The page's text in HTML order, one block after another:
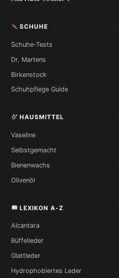
SCHUHE
Schuhe-Tests
Dr. Martens
Birkenstock
Schuhpflege Guide
HAUSMITTEL
Vaseline
Selbstgemacht
Bienenwachs
Olivenöl
LEXIKON A-Z
Alcantara
Büffelleder
Glattleder
Hydrophobiertes Leder